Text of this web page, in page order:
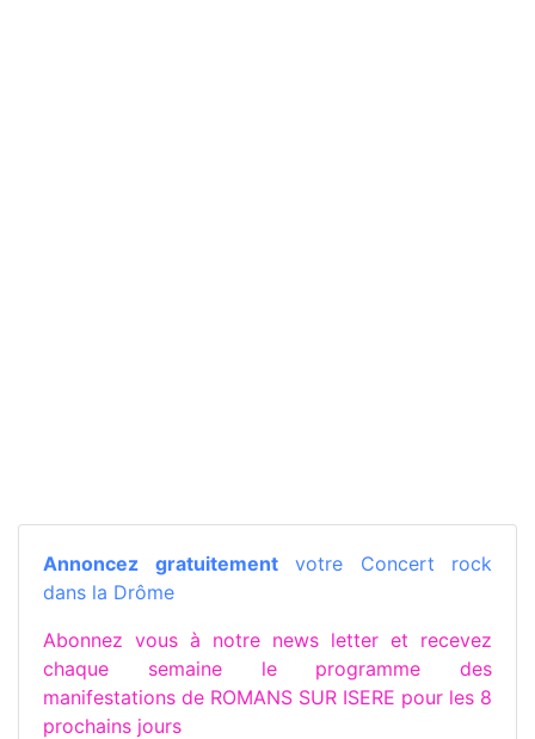
Annoncez gratuitementvotre Concert rock
dans la Drôme
Abonnez vous à notre news letter et recevez
chaque semaine le programme des
manifestations de ROMANS SUR ISERE pour les 8
prochains jours